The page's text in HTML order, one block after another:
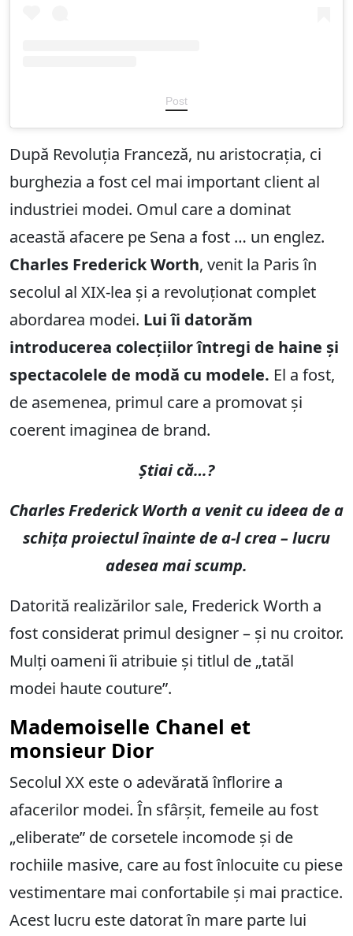
Post
După Revoluția Franceză, nu aristocrația, ci
burghezia a fost cel mai important client al
industriei modei. Omul care a dominat
această afacere pe Sena a fost … un englez.
Charles Frederick Worth, venit la Paris în
secolul al XIX-lea și a revoluționat complet
abordarea modei. Lui îi datorăm
introducerea colecțiilor întregi de haine și
spectacolele de modă cu modele. El a fost,
de asemenea, primul care a promovat și
coerent imaginea de brand.
Știai că…?
Charles Frederick Worth a venit cu ideea de a
schița proiectul înainte de a-l crea – lucru
adesea mai scump.
Datorită realizărilor sale, Frederick Worth a
fost considerat primul designer – și nu croitor.
Mulți oameni îi atribuie și titlul de „tatăl
modei haute couture”.
Mademoiselle Chanel et
monsieur Dior
Secolul XX este o adevărată înflorire a
afacerilor modei. În sfârșit, femeile au fost
„eliberate” de corsetele incomode și de
rochiile masive, care au fost înlocuite cu piese
vestimentare mai confortabile și mai practice.
Acest lucru este datorat în mare parte lui